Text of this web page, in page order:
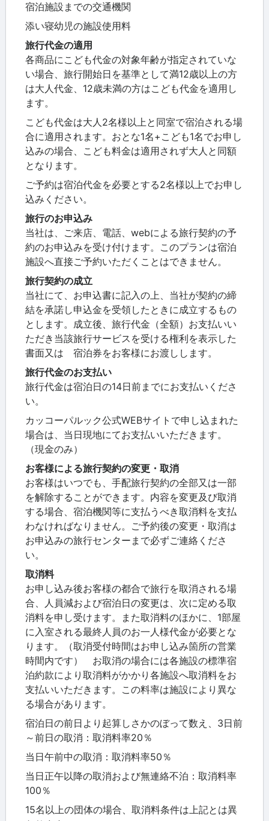
宿泊施設までの交通機関
添い寝幼児の施設使用料
旅行代金の適用
各商品にこども代金の対象年齢が指定されていな
い場合、旅行開始日を基準として満12歳以上の方
は大人代金、12歳未満の方はこども代金を適用し
ます。
こども代金は大人2名様以上と同室で宿泊される場
合に適用されます。おとな1名+こども1名でお申し
込みの場合、こども料金は適用されず大人と同額
となります。
ご予約は宿泊代金を必要とする2名様以上でお申し
込みください。
旅行のお申込み
当社は、ご来店、電話、webによる旅行契約の予
約のお申込みを受け付けます。このプランは宿泊
施設へ直接ご予約いただくことはできません。
旅行契約の成立
当社にて、お申込書に記入の上、当社が契約の締
結を承諾し申込金を受領したときに成立するもの
とします。成立後、旅行代金（全額）お支払いい
ただき当該旅行サービスを受ける権利を表示した
書面又は 宿泊券をお客様にお渡しします。
旅行代金のお支払い
旅行代金は宿泊日の14日前までにお支払いくださ
い。
カッコーパルック公式WEBサイトで申し込まれた
場合は、当日現地にてお支払いいただきます。
（現金のみ）
お客様による旅行契約の変更・取消
お客様はいつでも、手配旅行契約の全部又は一部
を解除することができます。内容を変更及び取消
する場合、宿泊機関等に支払うべき取消料を支払
わなければなりません。ご予約後の変更・取消は
お申込みの旅行センターまで必ずご連絡くださ
い。
取消料
お申し込み後お客様の都合で旅行を取消される場
合、人員減および宿泊日の変更は、次に定める取
消料を申し受けます。また取消料のほかに、1部屋
に入室される最終人員のお一人様代金が必要とな
ります。（取消受付時間はお申し込み箇所の営業
時間内です） お取消の場合には各施設の標準宿
泊約款により取消料がかかり各施設へ取消料をお
支払いいただきます。この料率は施設により異な
る場合があります。
宿泊日の前日より起算しさかのぼって数え、3日前
～前日の取消：取消料率20％
当日午前中の取消：取消料率50％
当日正午以降の取消および無連絡不泊：取消料率
100％
15名以上の団体の場合、取消料条件は上記とは異